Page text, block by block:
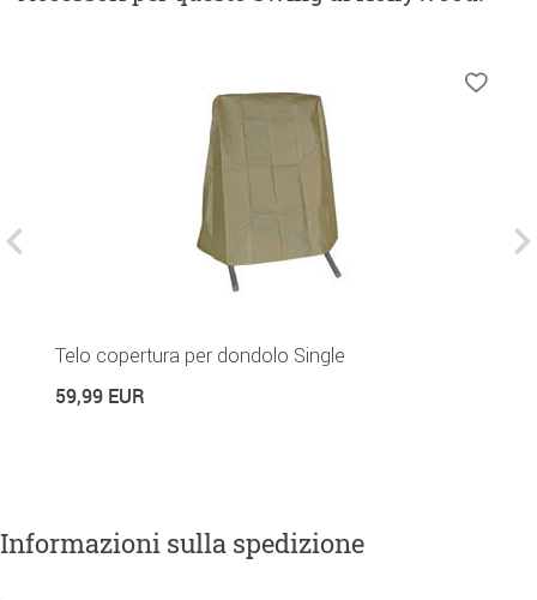
Telo copertura per dondolo Single
59,99 EUR
Informazioni sulla spedizione